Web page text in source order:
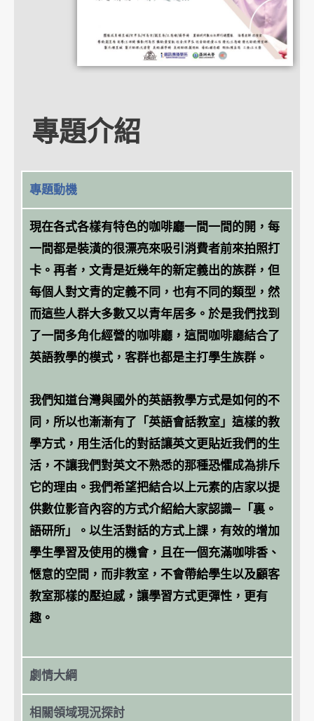
專題介紹
專題動機
現在各式各樣有特色的咖啡廳一間一間的開，每
一間都是裝潢的很漂亮來吸引消費者前來拍照打
卡。再者，文青是近幾年的新定義出的族群，但
每個人對文青的定義不同，也有不同的類型，然
而這些人群大多數又以青年居多。於是我們找到
了一間多角化經營的咖啡廳，這間咖啡廳結合了
英語教學的模式，客群也都是主打學生族群。
我們知道台灣與國外的英語教學方式是如何的不
同，所以也漸漸有了「英語會話教室」這樣的教
學方式，用生活化的對話讓英文更貼近我們的生
活，不讓我們對英文不熟悉的那種恐懼成為排斥
它的理由。我們希望把結合以上元素的店家以提
供數位影音內容的方式介紹給大家認識—「裏。
語研所」。以生活對話的方式上課，有效的增加
學生學習及使用的機會，且在一個充滿咖啡香、
愜意的空間，而非教室，不會帶給學生以及顧客
教室那樣的壓迫感，讓學習方式更彈性，更有
趣。
劇情大綱
相關領域現況探討